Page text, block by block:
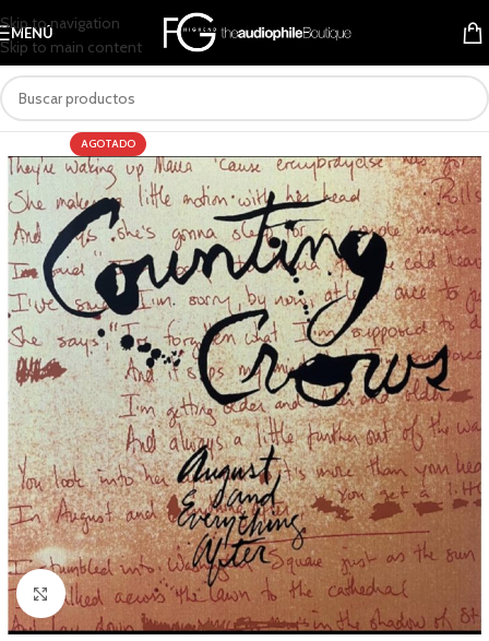
Skip to navigation
Skip to main content
MENÚ
AGOTADO
Clic para ampliar